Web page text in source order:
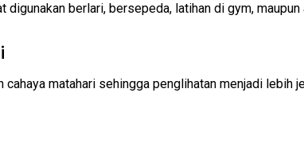
berlari, bersepeda, latihan di gym,
matahari sehingga penglihatan menjadi lebih